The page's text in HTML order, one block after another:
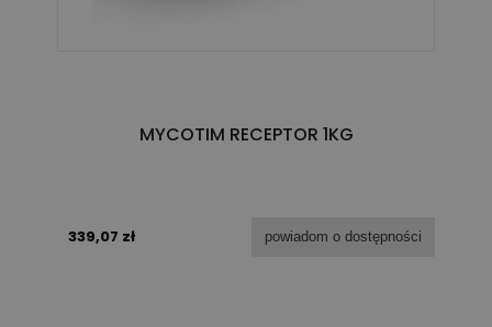
MYCOTIM RECEPTOR 1KG
339,07 zł powiadom o dostępności